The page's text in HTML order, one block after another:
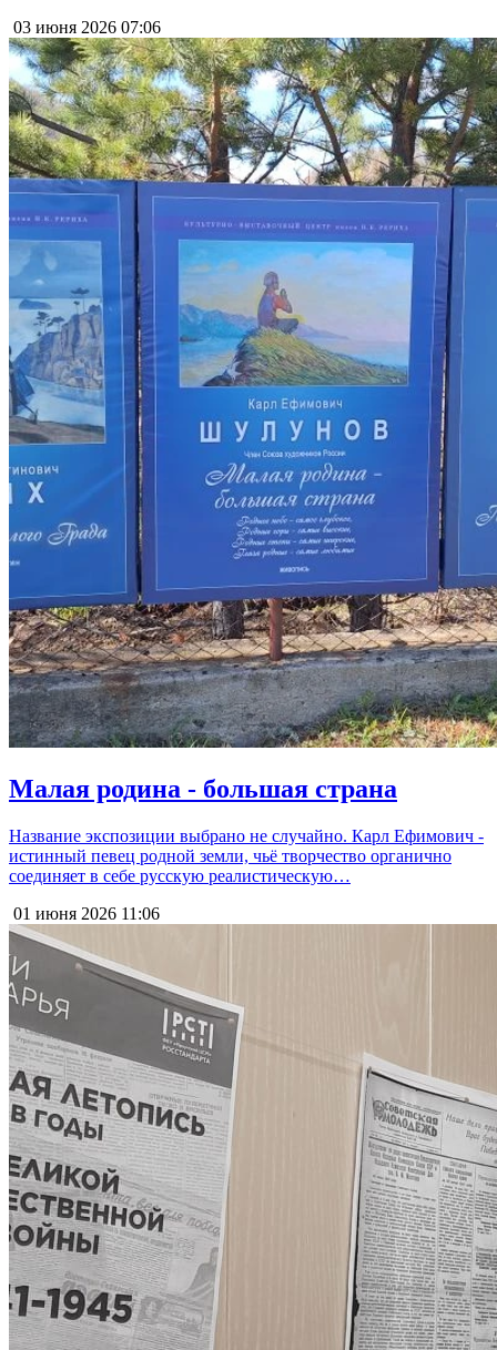
03 июня 2026 07:06
Малая родина - большая страна
Название экспозиции выбрано не случайно. Карл Ефимович -
истинный певец родной земли, чьё творчество органично
соединяет в себе русскую реалистическую…
01 июня 2026 11:06